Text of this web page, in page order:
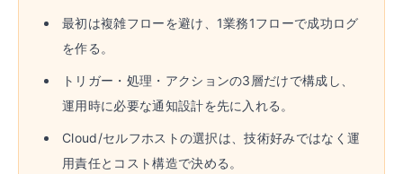
最初は複雑フローを避け、1業務1フローで成功ログ
を作る。
トリガー・処理・アクションの3層だけで構成し、
運用時に必要な通知設計を先に入れる。
Cloud/セルフホストの選択は、技術好みではなく運
用責任とコスト構造で決める。